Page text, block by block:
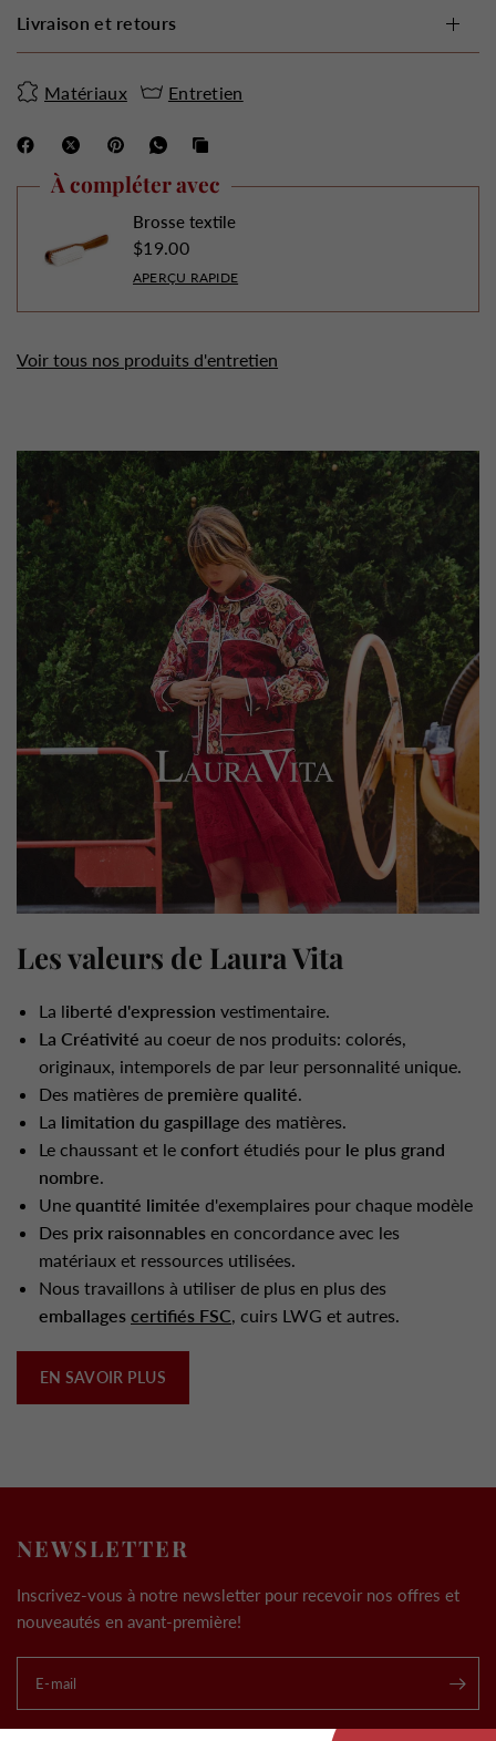
Livraison et retours
Matériaux Entretien
À compléter avec
Brosse textile
$19.00
APERÇU RAPIDE
Voir tous nos produits d'entretien
Les valeurs de Laura Vita
La liberté d'expression vestimentaire.
La Créativité au coeur de nos produits: colorés,
originaux, intemporels de par leur personnalité unique.
Des matières de première qualité.
La limitation du gaspillage des matières.
Le chaussant et le confort étudiés pour le plus grand
nombre.
Une quantité limitée d'exemplaires pour chaque modèle
Des prix raisonnables en concordance avec les
matériaux et ressources utilisées.
Nous travaillons à utiliser de plus en plus des
emballages certifiés FSC, cuirs LWG et autres.
EN SAVOIR PLUS
NEWSLETTER
Inscrivez-vous à notre newsletter pour recevoir nos offres et
nouveautés en avant-première!
E-mail